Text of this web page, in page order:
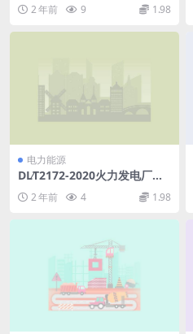
法.pdf
2 年前 9 1.98
电力能源
DL∕T2172-2020火力发电厂节
2 年前 4 1.98